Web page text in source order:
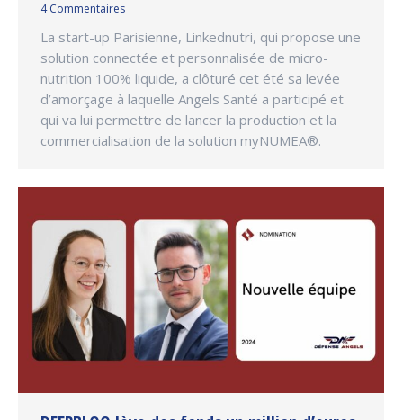
4 Commentaires
La start-up Parisienne, Linkednutri, qui propose une
solution connectée et personnalisée de micro-
nutrition 100% liquide, a clôturé cet été sa levée
d’amorçage à laquelle Angels Santé a participé et
qui va lui permettre de lancer la production et la
commercialisation de la solution myNUMEA®.